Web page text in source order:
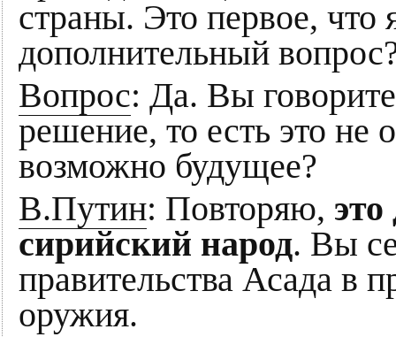
страны. Это первое, что
дополнительный
Вопрос: Да. Вы
решение, то есть это не
возможно будущее?
В.Путин: Повторяю,
сирийский народ. Вы
правительства Асада в
оружия.